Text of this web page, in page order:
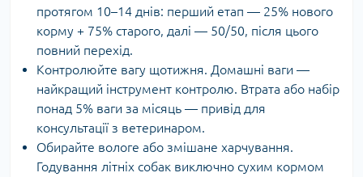
протягом 10–14 днів: перший етап — 25% нового
корму + 75% старого, далі — 50/50, після цього
повний перехід.
Контролюйте вагу щотижня. Домашні ваги —
найкращий інструмент контролю. Втрата або набір
понад 5% ваги за місяць — привід для
консультації з ветеринаром.
Обирайте вологе або змішане харчування.
Годування літніх собак виключно сухим кормом